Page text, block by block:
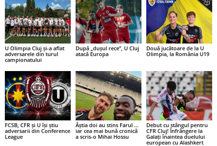
U Olimpia Cluj și-a aflat
adversarele din turul
campionatului
După „dușul rece”, U Cluj
atacă Europa
Două jucătoare de la U
Olimpia, la România U19
FCSB, CFR și U își știu
adversarii din Conference
League
Ăștia doi au stins Farul …
iar cea mai bună cronică
a scris-o Mihai Hossu
Debut cu stângul pentru
CFR Cluj! Înfrângere la
Galați înaintea duelului
european cu Alashkert